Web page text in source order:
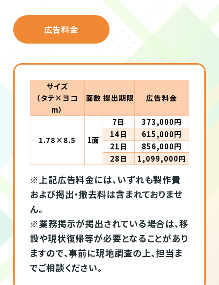
広告料金
サイズ
（タテ×ヨコ
m）
面数 提出期限 広告料金
1.78×8.5 1面
7日
373,000円
14日
615,000円
21日
856,000円
28日
1,099,000円
※上記広告料金には、いずれも製作費
および掲出・撤去料は含まれておりませ
ん。
※業務掲示が掲出されている場合は、移
設や現状復帰等が必要となることがあり
ますので、事前に現地調査の上、担当ま
でご相談ください。